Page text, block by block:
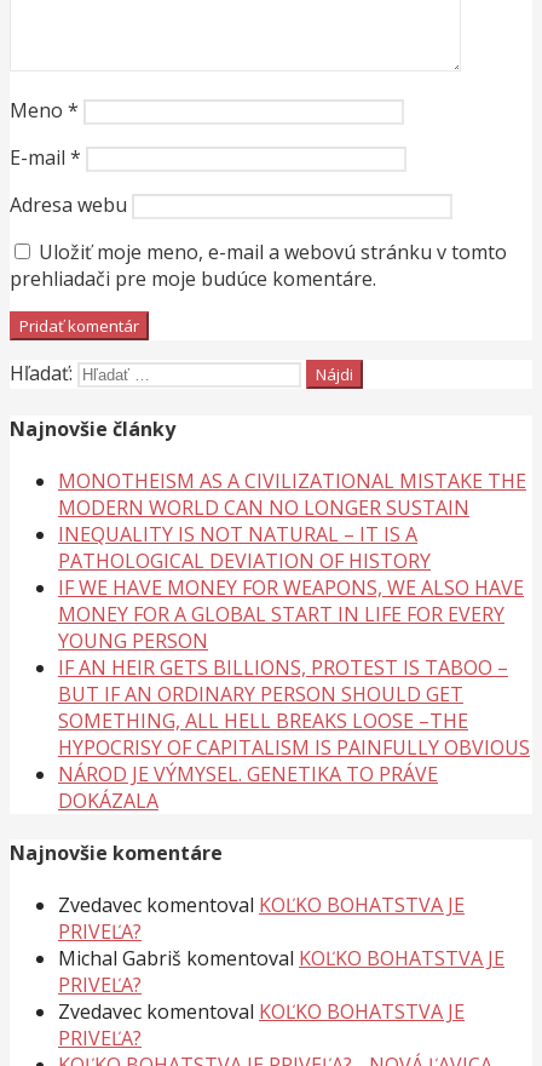
Meno *
E-mail *
Adresa webu
Uložiť moje meno, e-mail a webovú stránku v tomto
prehliadači pre moje budúce komentáre.
Hľadať:
Najnovšie články
MONOTHEISM AS A CIVILIZATIONAL MISTAKE THE
MODERN WORLD CAN NO LONGER SUSTAIN
INEQUALITY IS NOT NATURAL – IT IS A
PATHOLOGICAL DEVIATION OF HISTORY
IF WE HAVE MONEY FOR WEAPONS, WE ALSO HAVE
MONEY FOR A GLOBAL START IN LIFE FOR EVERY
YOUNG PERSON
IF AN HEIR GETS BILLIONS, PROTEST IS TABOO –
BUT IF AN ORDINARY PERSON SHOULD GET
SOMETHING, ALL HELL BREAKS LOOSE –THE
HYPOCRISY OF CAPITALISM IS PAINFULLY OBVIOUS
NÁROD JE VÝMYSEL. GENETIKA TO PRÁVE
DOKÁZALA
Najnovšie komentáre
Zvedavec komentoval KOĽKO BOHATSTVA JE
PRIVEĽA?
Michal Gabriš komentoval KOĽKO BOHATSTVA JE
PRIVEĽA?
Zvedavec komentoval KOĽKO BOHATSTVA JE
PRIVEĽA?